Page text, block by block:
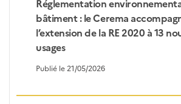
Réglementation
bâtiment : le Cerema
l’extension de la RE 2020 à 13
usages
Publié le 21/05/2026